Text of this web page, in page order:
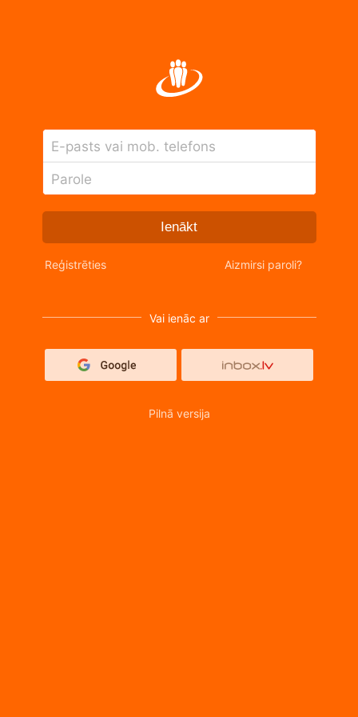
E-pasts vai mob. telefons
Parole
Ienākt
Reģistrēties Aizmirsi paroli?
Vai ienāc ar
Pilnā versija